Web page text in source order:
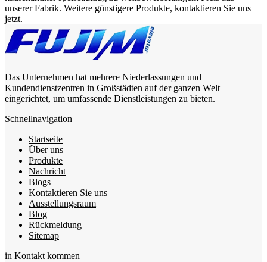
unserer Fabrik. Weitere günstigere Produkte, kontaktieren Sie uns
jetzt.
Das Unternehmen hat mehrere Niederlassungen und
Kundendienstzentren in Großstädten auf der ganzen Welt
eingerichtet, um umfassende Dienstleistungen zu bieten.
Schnellnavigation
Startseite
Über uns
Produkte
Nachricht
Blogs
Kontaktieren Sie uns
Ausstellungsraum
Blog
Rückmeldung
Sitemap
in Kontakt kommen